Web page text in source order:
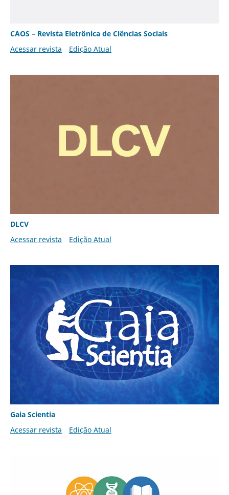
CAOS – Revista Eletrônica de Ciências Sociais
Acessar revista
Edição Atual
DLCV
Acessar revista
Edição Atual
Gaia Scientia
Acessar revista
Edição Atual